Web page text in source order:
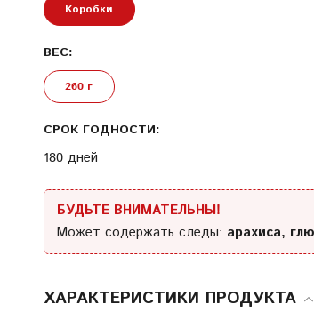
Коробки
ВЕС:
260 г
СРОК ГОДНОСТИ:
180 дней
БУДЬТЕ ВНИМАТЕЛЬНЫ!
Может содержать следы: арахиса,
ХАРАКТЕРИСТИКИ ПРОДУКТА
предоставления услуг
Политика конфиденциальности